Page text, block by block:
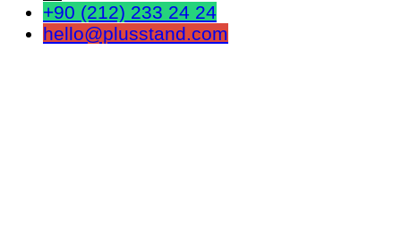
+90 (212) 233 24 24
hello@plusstand.com